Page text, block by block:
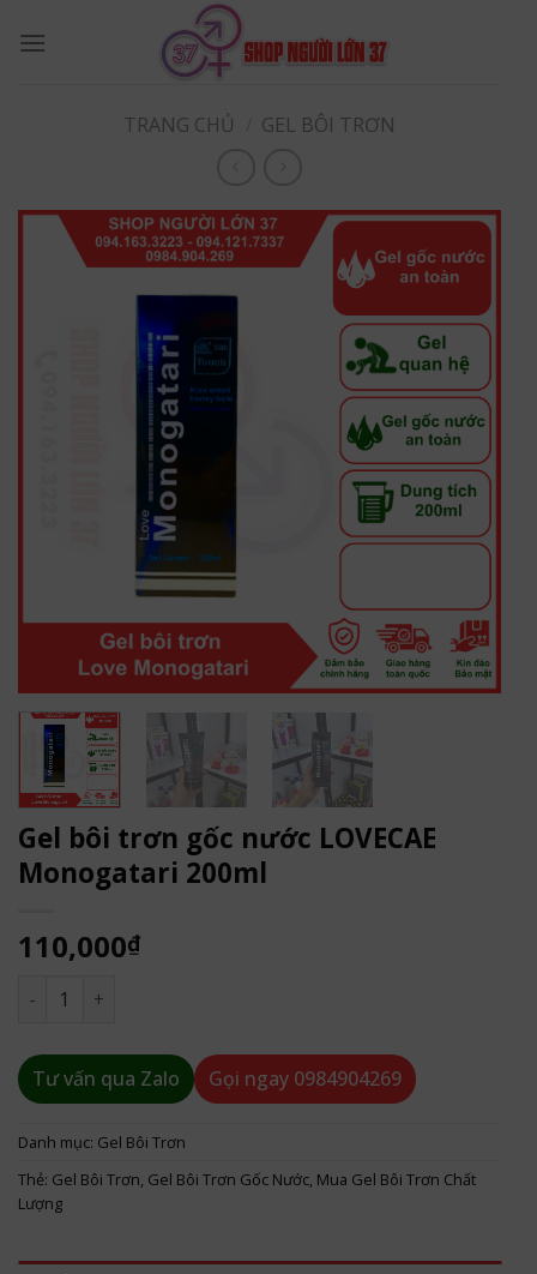
TRANG CHỦ
GEL BÔI TRƠN
Gel bôi trơn gốc nước LOVECAE
Monogatari 200ml
110,000₫
Gel bôi trơn gốc nước LOVECAE Monogatari 200ml số lượng
Tư vấn qua Zalo Gọi ngay 0984904269
Danh mục: Gel Bôi Trơn
Thẻ: Gel Bôi Trơn, Gel Bôi Trơn Gốc Nước, Mua Gel Bôi Trơn Chất
Lượng